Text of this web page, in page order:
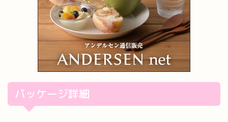
パッケージ詳細